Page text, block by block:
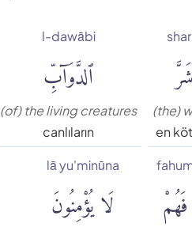
شَرَّ
(the)
en
l-dawābi
ٱلدَّوَآبِّ
(of) the living creatures
canlıların
فَهُمْ
lā yu'minūna
لَا يُؤْمِنُونَ